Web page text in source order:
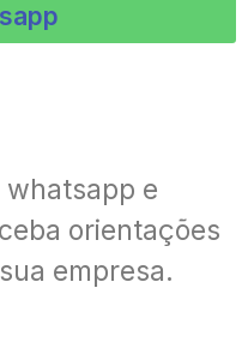
whatsapp e
orientações
empresa.